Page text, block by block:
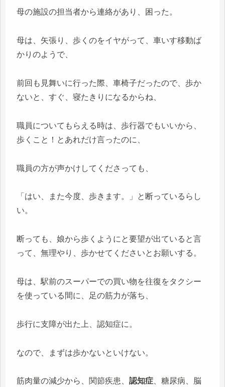
母の施設の担当者から連絡があり、困った。
母は、矢張り、歩くのをイヤがって、車いす移動ば
かりのようで、
前回も見舞いに行った際、車椅子だったので、歩か
ないと、すぐ、寝たきりになるからね、
職員についてもらえる時は、歩行器でもいいから、
歩くこと！とあれだけ言ったのに、
職員の方が声かけしてくださっても、
「はい、また今度、歩きます。」と断っているらし
い。
断っても、娘から歩くようにと要望が出ていると言
って、無理やり、歩かせてくださいとお願いする。
母は、駅前のスーパーでの買い物を往復をタクシー
を使っている間に、足の筋力が落ち、
歩行に支障が出た上、認知症に。
なので、まずは歩かないといけない。
筋肉量の減少から、 関節疾患、 認知症 、糖尿病、脳